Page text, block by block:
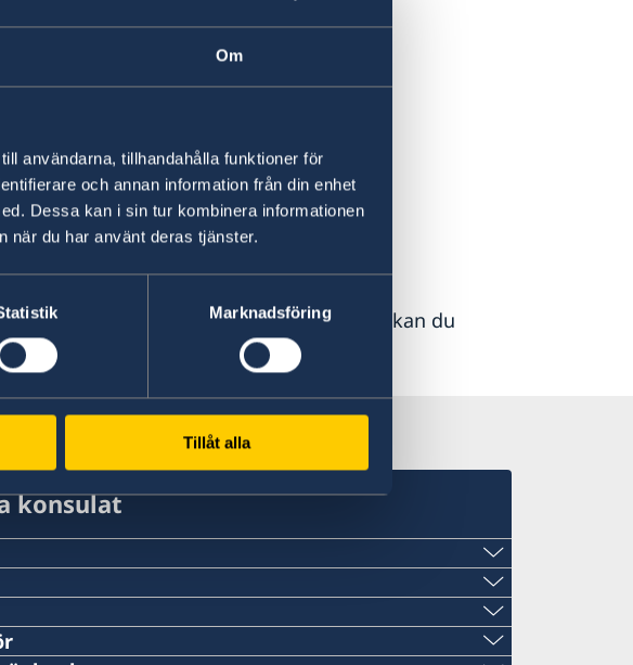
Om
användarna, tillhandahålla funktioner för
och annan information från din enhet
Dessa kan i sin tur kombinera informationen
när du har använt deras tjänster.
Marknadsföring
Tillåt alla
för export, import eller investeringar, kan du
konsulat
44 35
12 50